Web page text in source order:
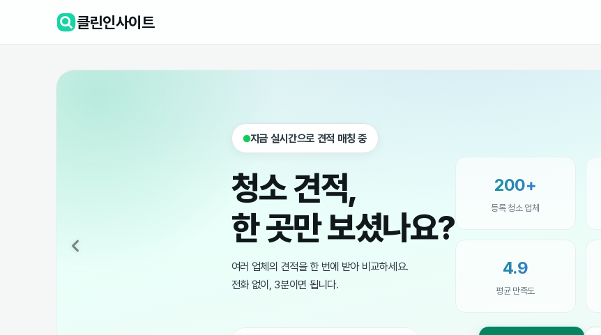
클린인사이트
지금 실시간으로 견적 매칭 중
청소 견적,
한 곳만 보셨나요?
여러 업체의 견적을 한 번에 받아 비교하세요.
전화 없이, 3분이면 됩니다.
200+
등록 청소 업체
4.9
평균 만족도